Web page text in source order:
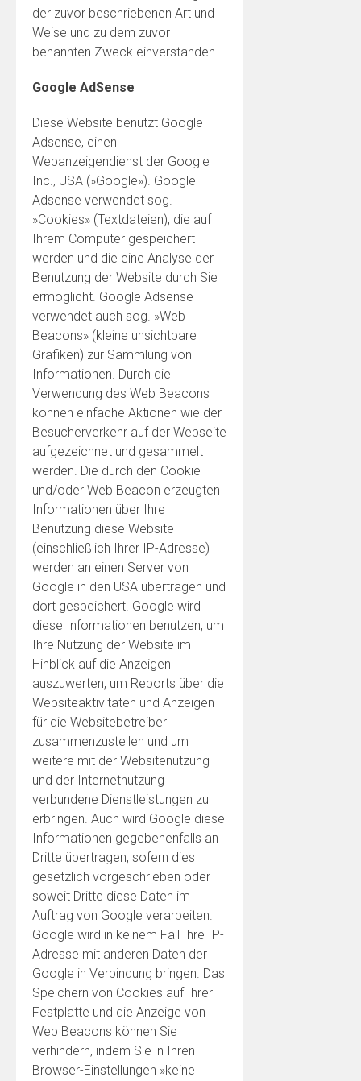
der zuvor beschriebenen Art und
Weise und zu dem zuvor
benannten Zweck einverstanden.
Google AdSense
Diese Website benutzt Google
Adsense, einen
Webanzeigendienst der Google
Inc., USA (»Google»). Google
Adsense verwendet sog.
»Cookies» (Textdateien), die auf
Ihrem Computer gespeichert
werden und die eine Analyse der
Benutzung der Website durch Sie
ermöglicht. Google Adsense
verwendet auch sog. »Web
Beacons» (kleine unsichtbare
Grafiken) zur Sammlung von
Informationen. Durch die
Verwendung des Web Beacons
können einfache Aktionen wie der
Besucherverkehr auf der Webseite
aufgezeichnet und gesammelt
werden. Die durch den Cookie
und/oder Web Beacon erzeugten
Informationen über Ihre
Benutzung diese Website
(einschließlich Ihrer IP-Adresse)
werden an einen Server von
Google in den USA übertragen und
dort gespeichert. Google wird
diese Informationen benutzen, um
Ihre Nutzung der Website im
Hinblick auf die Anzeigen
auszuwerten, um Reports über die
Websiteaktivitäten und Anzeigen
für die Websitebetreiber
zusammenzustellen und um
weitere mit der Websitenutzung
und der Internetnutzung
verbundene Dienstleistungen zu
erbringen. Auch wird Google diese
Informationen gegebenenfalls an
Dritte übertragen, sofern dies
gesetzlich vorgeschrieben oder
soweit Dritte diese Daten im
Auftrag von Google verarbeiten.
Google wird in keinem Fall Ihre IP-
Adresse mit anderen Daten der
Google in Verbindung bringen. Das
Speichern von Cookies auf Ihrer
Festplatte und die Anzeige von
Web Beacons können Sie
verhindern, indem Sie in Ihren
Browser-Einstellungen »keine